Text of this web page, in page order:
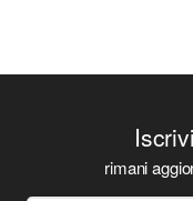
rimani